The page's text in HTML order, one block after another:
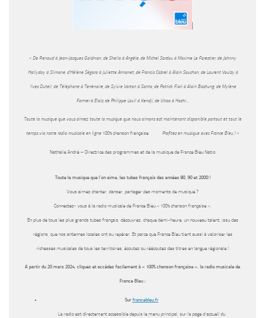
« De Renaud à Jean-Jacques Goldman, de Sheila à Angèle, de Michel Sardou à Maxime Le Forestier, de Johnny
Hallyday à Slimane, d’Hélène Ségara à Juliette Armanet, de Francis Cabrel à Alain Souchon, de Laurent Voulzy à
Yves Duteil, de Téléphone à Terrenoire, de Sylvie Vartan à Santa, de Patrick Fiori à Alain Bashung, de Mylène
Farmer à Eloïz, de Philippe Lavil à Kendji, de Vitaa à Hoshi…
Toute la musique que vous aimez, toute la musique que nous aimons est maintenant disponible partout et tout le
temps via notre radio musicale en ligne 100% chanson française. Profitez en musique avec France Bleu ! »
Nathalie André – Directrice des programmes et de la musique de France Bleu Natio
Toute la musique que l’on aime, les tubes français des années 80, 90 et 2000 !
Vous aimez chanter, danser, partager des moments de musique ?
Connectez- vous à la radio musicale de France Bleu « 100% chanson française ».
En plus de tous les plus grands tubes français, découvrez, chaque demi-heure, un nouveau talent, issu des
régions, que nos antennes locales ont su repérer. Et parce que France Bleu tient aussi à valoriser les
richesses musicales de tous les territoires, écoutez ou réécoutez des titres en langue régionale !
A partir du 20 mars 2024, cliquez et accédez facilement à « 100% chanson française », la radio musicale de
France Bleu :
Sur francebleu.fr
La radio est directement accessible depuis le menu principal, sur la page d’accueil du